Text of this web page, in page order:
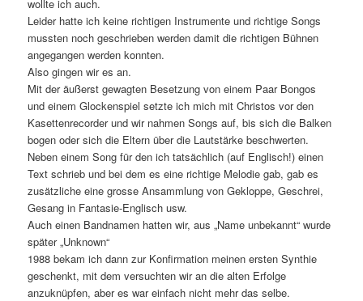
wollte ich auch.
Leider hatte ich keine richtigen Instrumente und richtige Songs
mussten noch geschrieben werden damit die richtigen Bühnen
angegangen werden konnten.
Also gingen wir es an.
Mit der äußerst gewagten Besetzung von einem Paar Bongos
und einem Glockenspiel setzte ich mich mit Christos vor den
Kasettenrecorder und wir nahmen Songs auf, bis sich die Balken
bogen oder sich die Eltern über die Lautstärke beschwerten.
Neben einem Song für den ich tatsächlich (auf Englisch!) einen
Text schrieb und bei dem es eine richtige Melodie gab, gab es
zusätzliche eine grosse Ansammlung von Gekloppe, Geschrei,
Gesang in Fantasie-Englisch usw.
Auch einen Bandnamen hatten wir, aus „Name unbekannt“ wurde
später „Unknown“
1988 bekam ich dann zur Konfirmation meinen ersten Synthie
geschenkt, mit dem versuchten wir an die alten Erfolge
anzuknüpfen, aber es war einfach nicht mehr das selbe.